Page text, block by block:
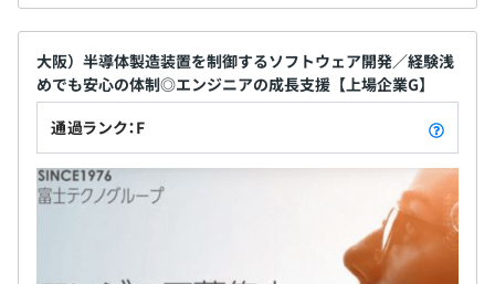
大阪）半導体製造装置を制御するソフトウェア開発／経験浅
めでも安心の体制◎エンジニアの成長支援【上場企業G】
通過ランク：F